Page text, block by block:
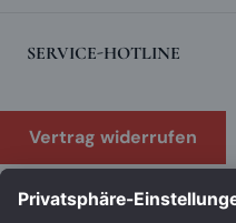
SERVICE-HOTLINE
Vertrag widerrufen
KUNDENSERVICE